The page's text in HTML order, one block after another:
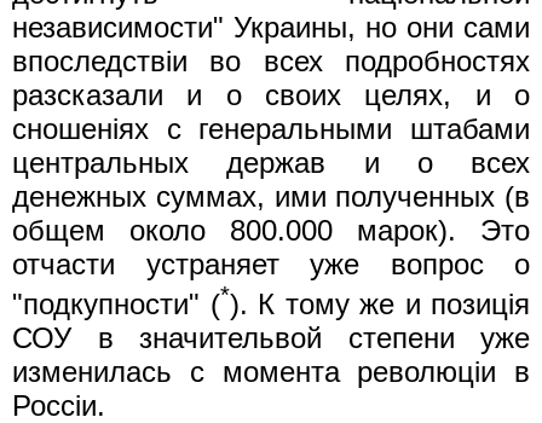
независимости" Украины, но они сами
впоследствiи во всех подробностях
разсказали и о своих целях, и о
сношенiяx с генеральными штабами
центральных держав и о всех
денежных суммах, ими полученных (в
общем около 800.000 марок). Это
отчасти устраняет уже вопрос о
"подкупности" (*). К тому же и позицiя
СОУ в значительвой степени уже
изменилась с момента революцiи в
Россiи.